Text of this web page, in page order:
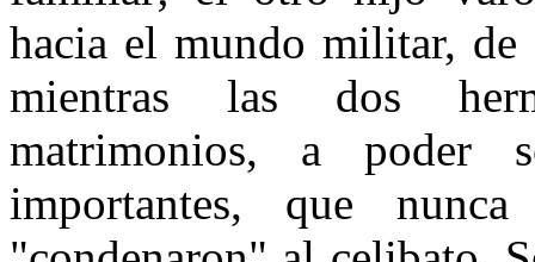
hacia el mundo militar, de
mientras las dos
matrimonios, a poder
importantes, que